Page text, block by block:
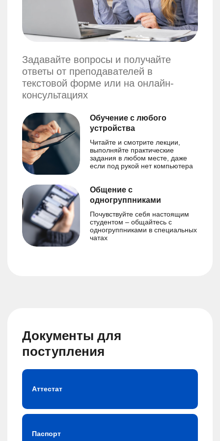
Задавайте вопросы и получайте
ответы от преподавателей в
текстовой форме или на онлайн-
консультациях
Обучение с любого
устройства
Читайте и смотрите лекции,
выполняйте практические
задания в любом месте, даже
если под рукой нет компьютера
Общение с
одногруппниками
Почувствуйте себя настоящим
студентом – общайтесь с
одногруппниками в специальных
чатах
Документы для
поступления
Аттестат
Паспорт